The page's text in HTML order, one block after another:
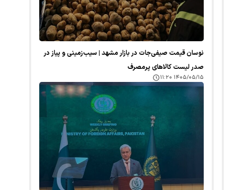
نوسان قیمت صیفی‌جات در بازار مشهد | سیب‌زمینی و پیاز در
صدر لیست کالا‌های پرمصرف
۱۴۰۵/۰۵/۱۵ ۱۱:۲۰